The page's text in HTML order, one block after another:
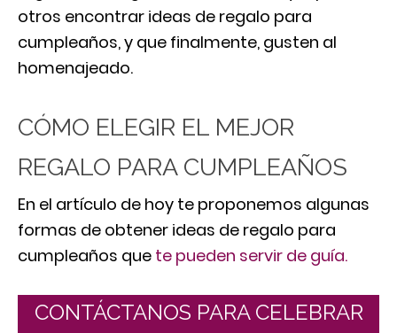
otros encontrar ideas de regalo para
cumpleaños, y que finalmente, gusten al
homenajeado.
CÓMO ELEGIR EL MEJOR
REGALO PARA CUMPLEAÑOS
En el artículo de hoy te proponemos algunas
formas de obtener ideas de regalo para
cumpleaños que te pueden servir de guía.
CONTÁCTANOS PARA CELEBRAR